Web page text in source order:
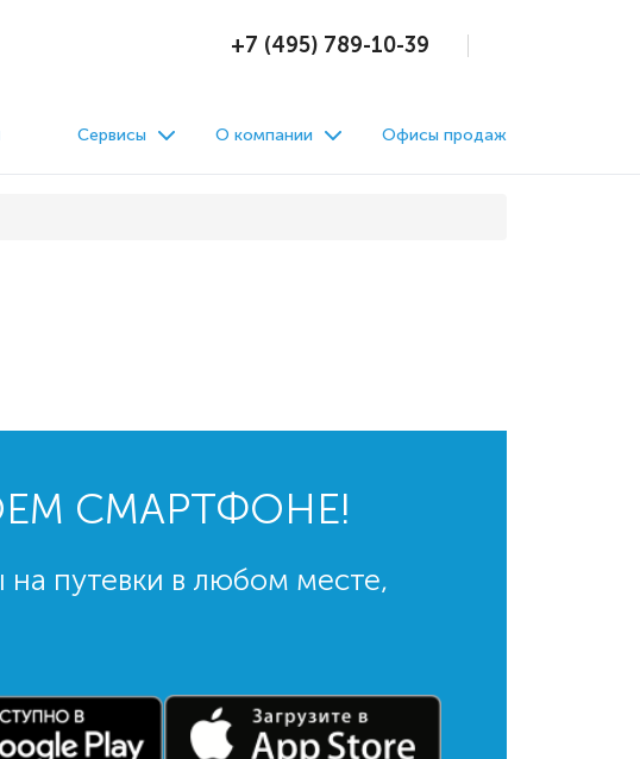
+7 (495) 789-10-39
Сервисы О компании Офисы продаж
СМАРТФОНЕ!
путевки в любом месте,